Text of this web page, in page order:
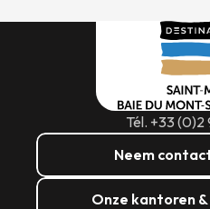
Tél. +33 (0)2
Neem
Onze kantoren